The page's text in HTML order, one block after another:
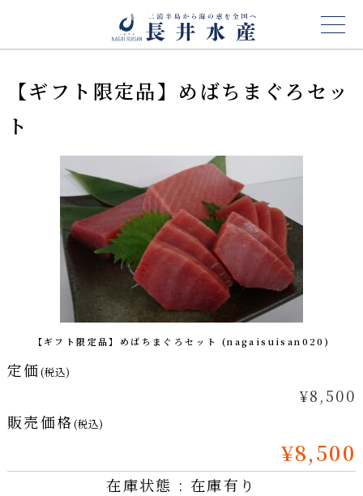
【ギフト限定品】めばちまぐろセッ
ト
【ギフト限定品】めばちまぐろセット (nagaisuisan020)
定価(税込)
¥8,500
販売価格(税込)
¥8,500
在庫状態 : 在庫有り